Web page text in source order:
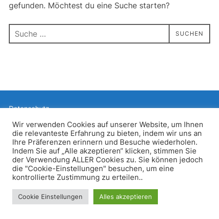
gefunden. Möchtest du eine Suche starten?
Suchen
nach:
SUCHEN
Datenschutz
Inspiro WordPress Theme von WPZOOM
Wir verwenden Cookies auf unserer Website, um Ihnen
die relevanteste Erfahrung zu bieten, indem wir uns an
Ihre Präferenzen erinnern und Besuche wiederholen.
Indem Sie auf „Alle akzeptieren“ klicken, stimmen Sie
der Verwendung ALLER Cookies zu. Sie können jedoch
die "Cookie-Einstellungen" besuchen, um eine
kontrollierte Zustimmung zu erteilen..
Cookie Einstellungen Alles akzeptieren